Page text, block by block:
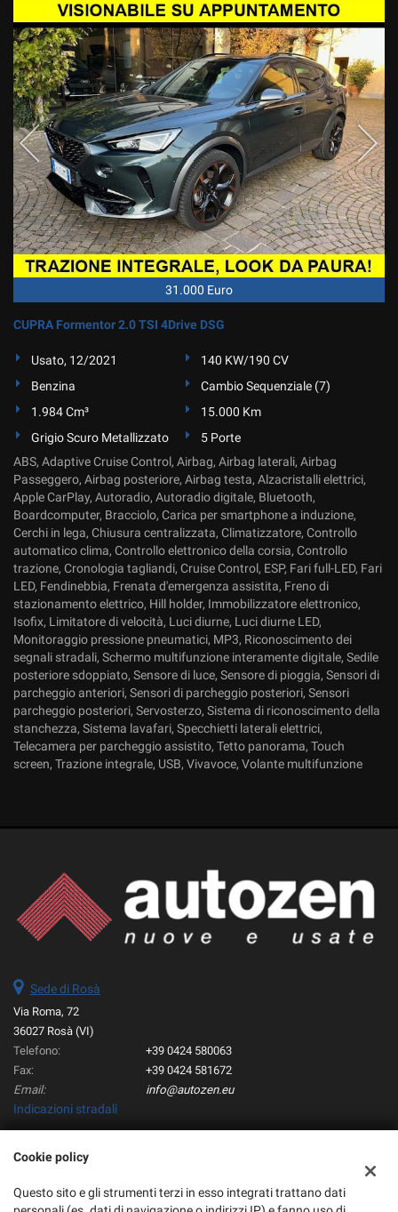
31.000 Euro
CUPRA Formentor 2.0 TSI 4Drive DSG
Usato, 12/2021
140 KW/190 CV
Benzina
Cambio Sequenziale (7)
1.984 Cm³
15.000 Km
Grigio Scuro Metallizzato
5 Porte
ABS, Adaptive Cruise Control, Airbag, Airbag laterali, Airbag
Passeggero, Airbag posteriore, Airbag testa, Alzacristalli elettrici,
Apple CarPlay, Autoradio, Autoradio digitale, Bluetooth,
Boardcomputer, Bracciolo, Carica per smartphone a induzione,
Cerchi in lega, Chiusura centralizzata, Climatizzatore, Controllo
automatico clima, Controllo elettronico della corsia, Controllo
trazione, Cronologia tagliandi, Cruise Control, ESP, Fari full-LED, Fari
LED, Fendinebbia, Frenata d'emergenza assistita, Freno di
stazionamento elettrico, Hill holder, Immobilizzatore elettronico,
Isofix, Limitatore di velocità, Luci diurne, Luci diurne LED,
Monitoraggio pressione pneumatici, MP3, Riconoscimento dei
segnali stradali, Schermo multifunzione interamente digitale, Sedile
posteriore sdoppiato, Sensore di luce, Sensore di pioggia, Sensori di
parcheggio anteriori, Sensori di parcheggio posteriori, Sensori
parcheggio posteriori, Servosterzo, Sistema di riconoscimento della
stanchezza, Sistema lavafari, Specchietti laterali elettrici,
Telecamera per parcheggio assistito, Tetto panorama, Touch
screen, Trazione integrale, USB, Vivavoce, Volante multifunzione
Sede di Rosà
Via Roma, 72
36027 Rosà (VI)
Telefono:
+39 0424 580063
Fax:
+39 0424 581672
Email:
info@autozen.eu
Indicazioni stradali
Autozen Srl
Cookie policy
Questo sito e gli strumenti terzi in esso integrati trattano dati